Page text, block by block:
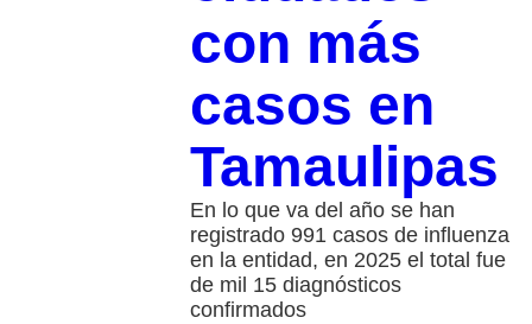
con más
casos en
Tamaulipas
En lo que va del año se han
registrado 991 casos de influenza
en la entidad, en 2025 el total fue
de mil 15 diagnósticos
confirmados